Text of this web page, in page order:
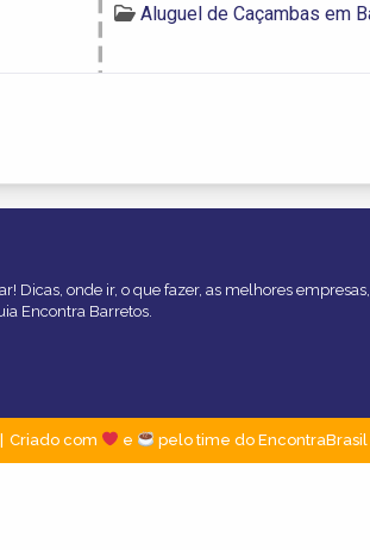
Aluguel de Caçambas em
Dicas, onde ir, o que fazer, as melhores empresas,
Encontra Barretos.
Criado com e pelo time do EncontraBrasil